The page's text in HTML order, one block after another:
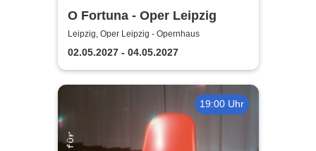
O Fortuna - Oper Leipzig
Leipzig, Oper Leipzig - Opernhaus
02.05.2027 - 04.05.2027
19:00 Uhr